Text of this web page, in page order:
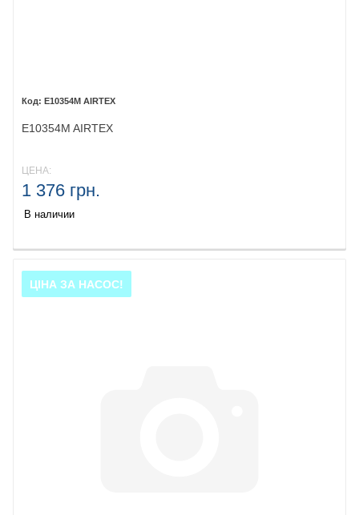
E10354M AIRTEX
E10354M AIRTEX
ЦЕНА:
1 376 грн.
В наличии
ЦІНА ЗА НАСОС!